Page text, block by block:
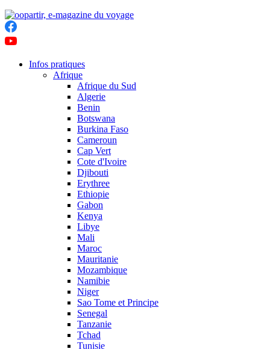
Infos pratiques
Afrique
Afrique du Sud
Algerie
Benin
Botswana
Burkina Faso
Cameroun
Cap Vert
Cote d'Ivoire
Djibouti
Erythree
Ethiopie
Gabon
Kenya
Libye
Mali
Maroc
Mauritanie
Mozambique
Namibie
Niger
Sao Tome et Principe
Senegal
Tanzanie
Tchad
Tunisie